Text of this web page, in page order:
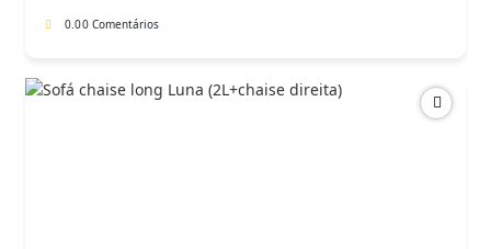
0.00 Comentários